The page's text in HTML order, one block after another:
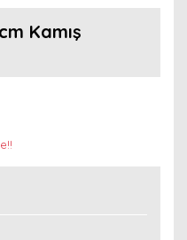
Kamış